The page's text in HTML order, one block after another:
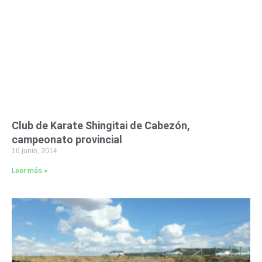
Club de Karate Shingitai de Cabezón,
campeonato provincial
16 junio, 2014
Leer más »